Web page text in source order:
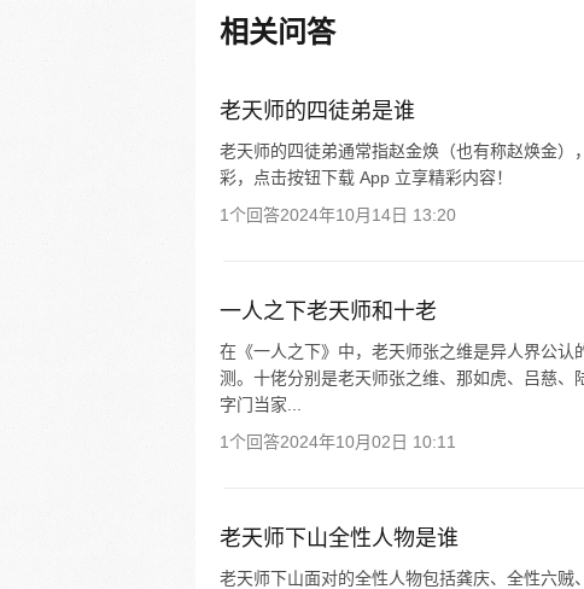
己与爷爷身上的秘密，张楚岚的生活被
彻底颠覆，与冯宝宝一同踏上“异人”之
相关问答
老天师的四徒弟是谁
老天师的四徒弟通常指赵金焕（也有称赵焕金
彩，点击按钮下载 App 立享精彩内容！
1个回答2024年10月14日 13:20
一人之下老天师和十老
在《一人之下》中，老天师张之维是异人界公认
测。十佬分别是老天师张之维、那如虎、吕慈
字门当家...
1个回答2024年10月02日 10:11
老天师下山全性人物是谁
老天师下山面对的全性人物包括龚庆、全性六贼